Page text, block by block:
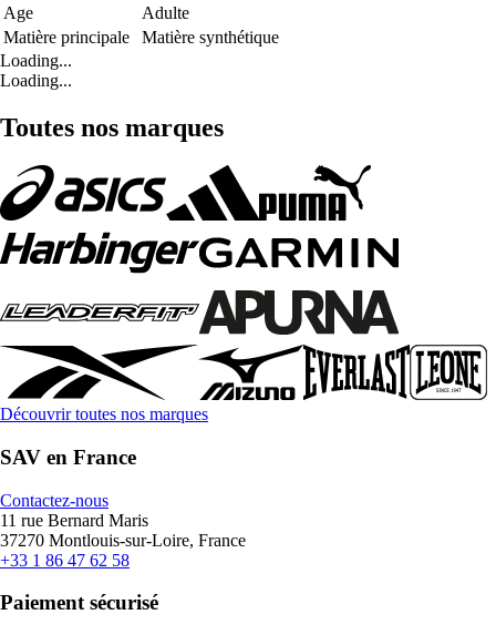
Age
Adulte
Matière principale
Matière synthétique
Loading...
Loading...
Toutes nos marques
Découvrir toutes nos marques
SAV en France
Contactez-nous
11 rue Bernard Maris
37270 Montlouis-sur-Loire, France
+33 1 86 47 62 58
Paiement sécurisé